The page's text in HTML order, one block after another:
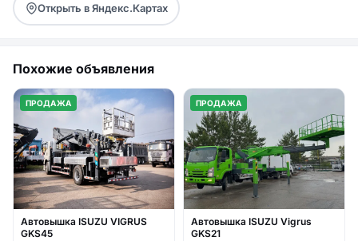
Открыть в Яндекс.Картах
Похожие объявления
ПРОДАЖА
Автовышка ISUZU VIGRUS
GKS45
ПРОДАЖА
Автовышка ISUZU Vigrus
GKS21